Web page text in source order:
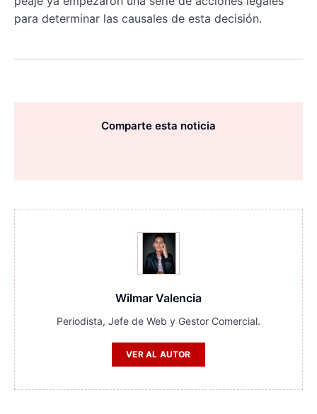
para determinar las causales de esta decisión.
Comparte esta noticia
Wilmar Valencia
Periodista, Jefe de Web y Gestor Comercial.
VER AL AUTOR